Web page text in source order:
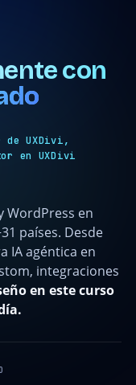
con
de UXDivi,
en UXDivi
WordPress en
países. Desde
IA agéntica en
integraciones
en este curso